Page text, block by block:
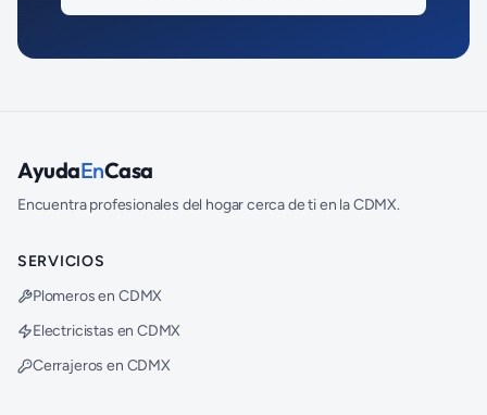
AyudaEnCasa
Encuentra profesionales del hogar cerca de ti en la CDMX.
SERVICIOS
Plomeros en CDMX
Electricistas en CDMX
Cerrajeros en CDMX